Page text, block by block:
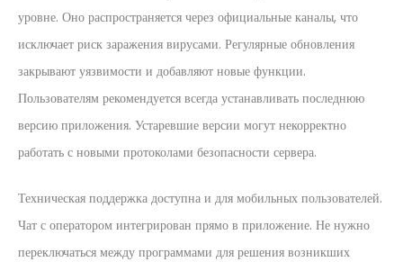
уровне. Оно распространяется через официальные каналы, что
исключает риск заражения вирусами. Регулярные обновления
закрывают уязвимости и добавляют новые функции.
Пользователям рекомендуется всегда устанавливать последнюю
версию приложения. Устаревшие версии могут некорректно
работать с новыми протоколами безопасности сервера.
Техническая поддержка доступна и для мобильных пользователей.
Чат с оператором интегрирован прямо в приложение. Не нужно
переключаться между программами для решения возникших